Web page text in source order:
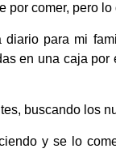
comer, pero
para mi
en una caja
buscando los
y se lo